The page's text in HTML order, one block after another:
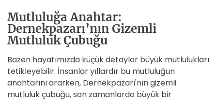
Mutluluğa Anahtar:
Dernekpazarı’nın Gizemli
Mutluluk Çubuğu
Bazen hayatımızda küçük detaylar büyük mutlulukları
tetikleyebilir. İnsanlar yıllardır bu mutluluğun
anahtarını ararken, Dernekpazarı'nın gizemli
mutluluk çubuğu, son zamanlarda büyük bir